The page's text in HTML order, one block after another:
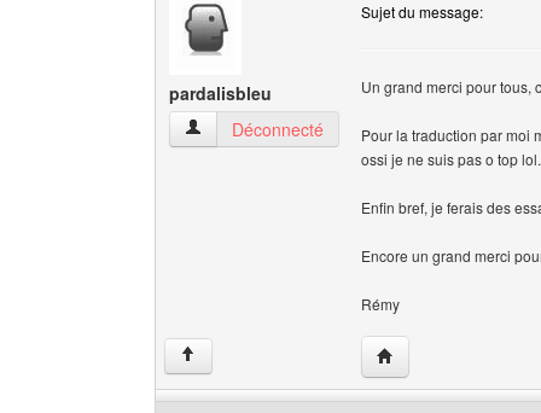
pardalisbleu
pardalisbleu Voir le profil de l'utilisateur
Déconnecté
Sujet du message:
Un grand merci pour tous,
Pour la traduction par moi
ossi je ne suis pas o top lol.
Enfin bref, je ferais des
Encore un grand merci
Rémy
↑ Visiter le site web